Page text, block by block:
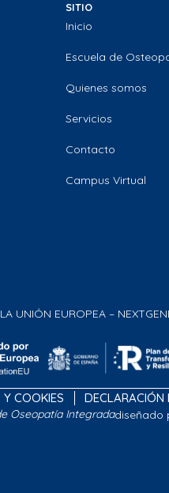
SITIO
Inicio
Escuela de
Quienes somos
Servicios
Contacto
Campus Virtual
UNIÓN EUROPEA –
COOKIES DECLARACIÓN
Oseopatía Integradadiseñado